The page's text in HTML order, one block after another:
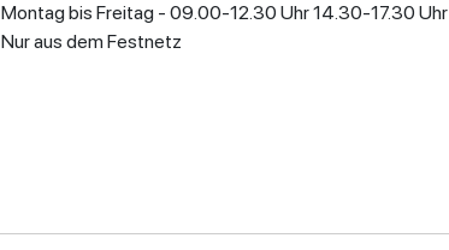
Montag bis Freitag - 09.00-12.30 Uhr 14.30-17.30 Uhr
Nur aus dem Festnetz